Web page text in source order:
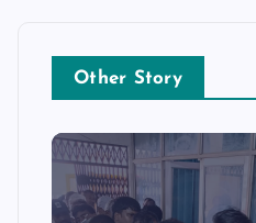
Other Story